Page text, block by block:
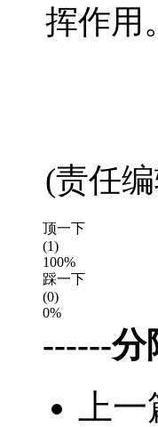
挥作用。
(责任
顶一下
(1)
100%
踩一下
(0)
0%
------分
上一